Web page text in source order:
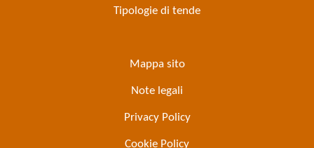
Tipologie di tende
Mappa sito
Note legali
Privacy Policy
Cookie Policy